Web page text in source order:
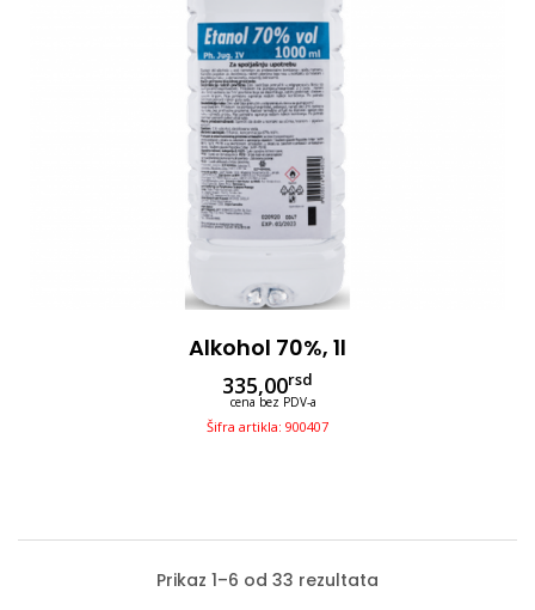
Alkohol 70%, 1l
335,00rsd
cena bez PDV-a
Šifra artikla: 900407
Prikaz 1–6 od 33 rezultata